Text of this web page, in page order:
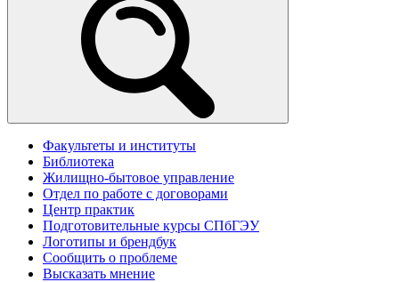
Факультеты и институты
Библиотека
Жилищно-бытовое управление
Отдел по работе с договорами
Центр практик
Подготовительные курсы СПбГЭУ
Логотипы и брендбук
Сообщить о проблеме
Высказать мнение